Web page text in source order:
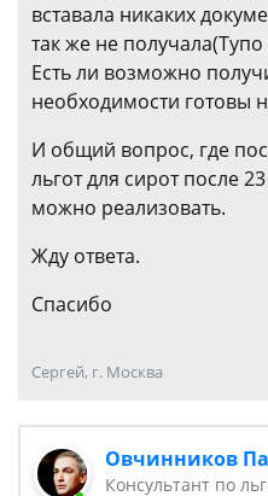
вставала никаких
так же не
Есть ли возможно
необходимости готовы
И общий вопрос, где
льгот для сирот после
можно реализовать.
Жду ответа.
Спасибо
Сергей, г. Москва
Овчинников
Консультант по